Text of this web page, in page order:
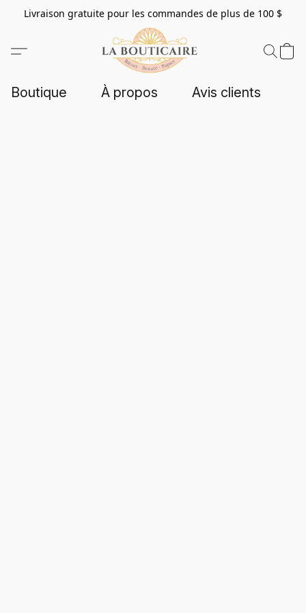
Livraison gratuite pour les commandes de plus de 100 $
Boutique À propos Avis clients